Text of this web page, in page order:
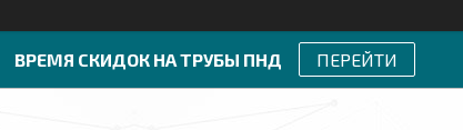
ВРЕМЯ СКИДОК НА ТРУБЫ ПНД ПЕРЕЙТИ